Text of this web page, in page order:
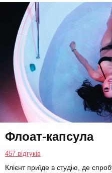
Флоат-капсула
457 відгуків
Клієнт приїде в студію, де